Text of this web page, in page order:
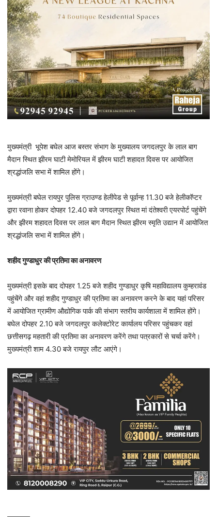
मुख्यमंत्री भूपेश बघेल आज बस्तर संभाग के मुख्यालय जगदलपुर के लाल बाग
मैदान स्थित झीरम घाटी मेमोरियल में झीरम घाटी शहादत दिवस पर आयोजित
श्रद्धांजलि सभा में शामिल होंगे।
मुख्यमंत्री बघेल रायपुर पुलिस ग्राउण्ड हेलीपेड से पूर्वान्ह 11.30 बजे हेलीकॉप्टर
द्वारा रवाना होकर दोपहर 12.40 बजे जगदलपुर स्थित मां दंतेश्वरी एयरपोर्ट पहुंचेंगे
और झीरम शहादत दिवस पर लाल बाग मैदान स्थित झीरम स्मृति उद्यान में आयोजित
श्रद्धांजलि सभा में शामिल होंगे।
शहीद गुण्डाधुर की प्रतिमा का अनावरण
मुख्यमंत्री इसके बाद दोपहर 1.25 बजे शहीद गुण्डाधुर कृषि महाविद्यालय कुम्हरावंड
पहुंचेंगे और वहां शहीद गुण्डाधुर की प्रतिमा का अनावरण करने के बाद यहां परिसर
में आयोजित ग्रामीण औद्योगिक पार्क की संभाग स्तरीय कार्यशाला में शामिल होंगे।
बघेल दोपहर 2.10 बजे जगदलपुर कलेक्टोरेट कार्यालय परिसर पहुंचकर वहां
छत्तीसगढ़ महतारी की प्रतिमा का अनावरण करेंगे तथा पत्रकारों से चर्चा करेंगे।
मुख्यमंत्री शाम 4.30 बजे रायपुर लौट आएंगे।